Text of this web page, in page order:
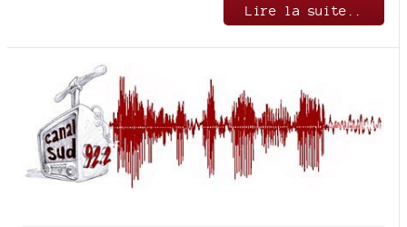
Lire la suite..